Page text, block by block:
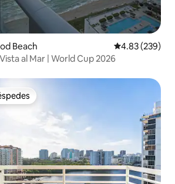
Beach Calificación
4.83 (239)
al Mar | World Cup 2026